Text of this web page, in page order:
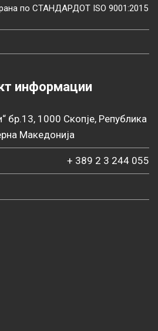
по СТАНДАРДОТ ISO 9001:2015
информации
бр.13, 1000 Скопје, Република
Македонија
+ 389 2 3 244 055